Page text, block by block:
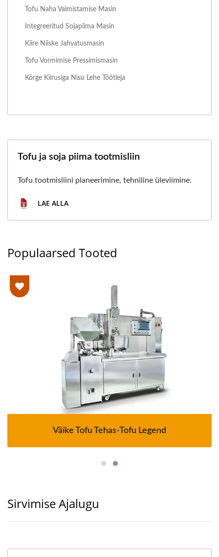
Tofu Naha Valmistamise Masin
Integreeritud Sojapiima Masin
Kiire Niiske Jahvatusmasin
Tofu Vormimise Pressimismasin
Kõrge Kiirusiga Nisu Lehe Töötleja
Tofu ja soja piima tootmisliin
Tofu tootmisliini planeerimine, tehniline üleviimine.
LAE ALLA
Populaarsed Tooted
Väike Tofu Tehas-Tofu Legend
Sirvimise Ajalugu